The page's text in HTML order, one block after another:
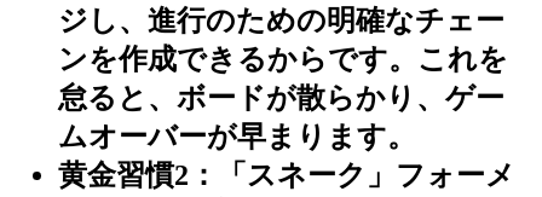
ジし、進行のための明確なチェー
ンを作成できるからです。これを
怠ると、ボードが散らかり、ゲー
ムオーバーが早まります。
黄金習慣2：「スネーク」フォーメ